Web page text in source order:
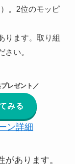
。2位のモッピ
ります。取り組
い。
レゼント／
みる
ン詳細
あります。